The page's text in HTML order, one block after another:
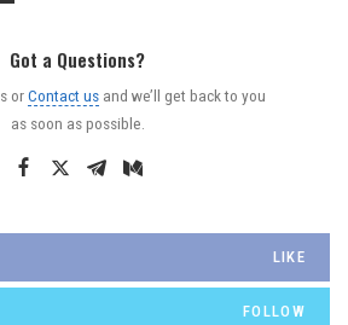
Got a Questions?
orContact us and we’ll get back to you
as soon as possible.
LIKE
FOLLOW